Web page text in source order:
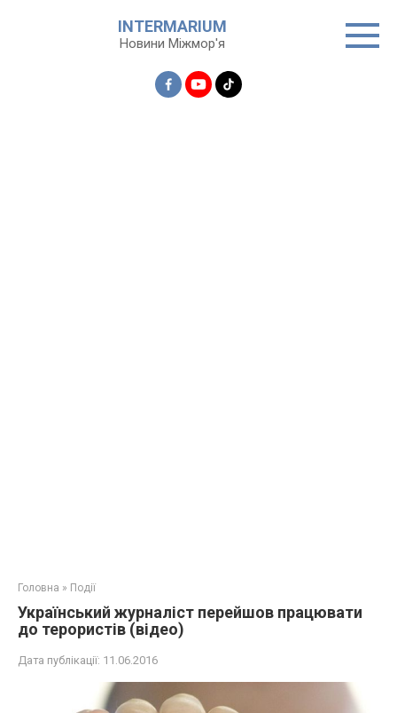
INTERMARIUM
Новини Міжмор'я
Головна » Події
Український журналіст перейшов працювати
до терористів (відео)
Дата публікації: 11.06.2016